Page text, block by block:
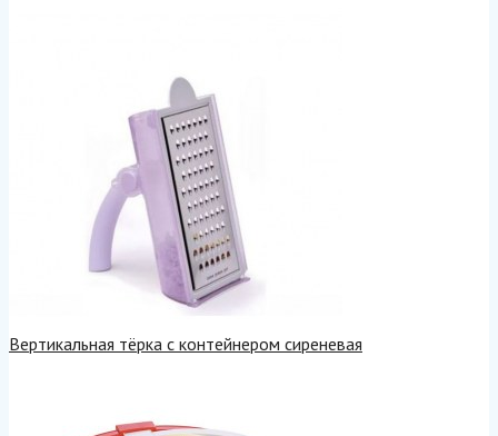
Вертикальная тёрка с контейнером сиреневая